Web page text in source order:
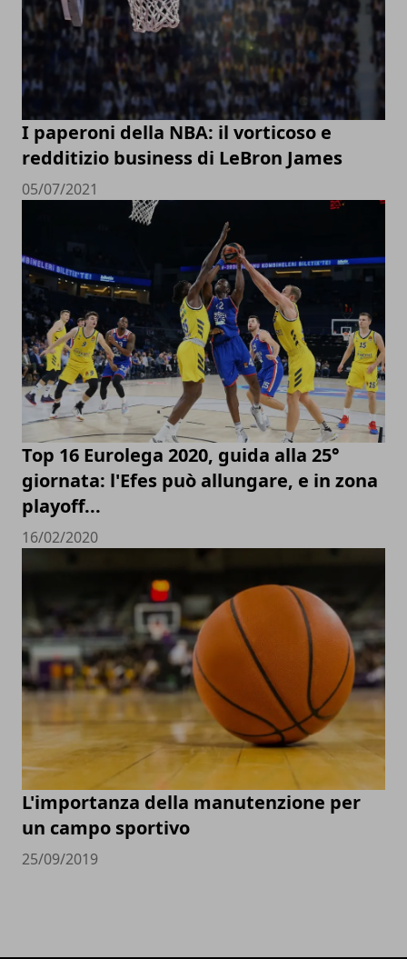
I paperoni della NBA: il vorticoso e
redditizio business di LeBron James
05/07/2021
Top 16 Eurolega 2020, guida alla 25°
giornata: l'Efes può allungare, e in zona
playoff...
16/02/2020
L'importanza della manutenzione per
un campo sportivo
25/09/2019